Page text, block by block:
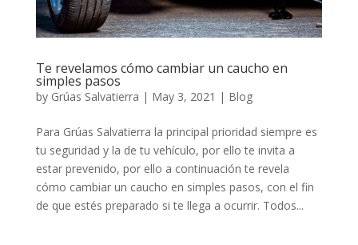
Te revelamos cómo cambiar un caucho en
simples pasos
by Grúas Salvatierra | May 3, 2021 | Blog
Para Grúas Salvatierra la principal prioridad siempre es
tu seguridad y la de tu vehículo, por ello te invita a
estar prevenido, por ello a continuación te revela
cómo cambiar un caucho en simples pasos, con el fin
de que estés preparado si te llega a ocurrir. Todos...